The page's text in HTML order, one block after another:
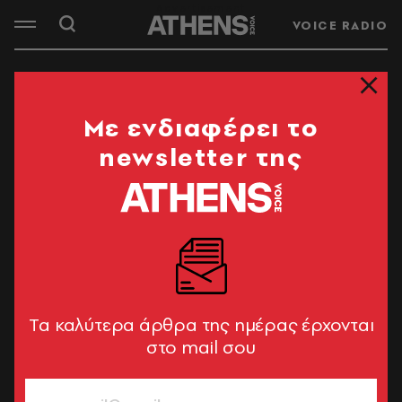
VOICE RADIO
Mε ενδιαφέρει το
newsletter της
Tα καλύτερα άρθρα της ημέρας έρχονται
στο mail σου